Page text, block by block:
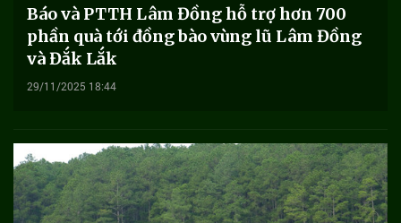
Báo và PTTH Lâm Đồng hỗ trợ hơn 700
phần quà tới đồng bào vùng lũ Lâm Đồng
và Đắk Lắk
29/11/2025 18:44